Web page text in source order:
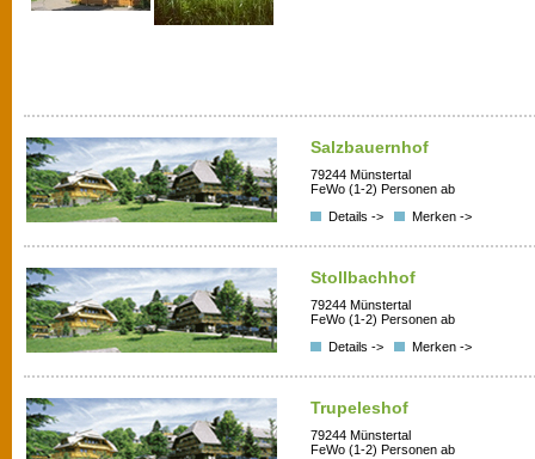
Salzbauernhof
79244 Münstertal
FeWo (1-2) Personen ab
Details ->
Merken ->
Stollbachhof
79244 Münstertal
FeWo (1-2) Personen ab
Details ->
Merken ->
Trupeleshof
79244 Münstertal
FeWo (1-2) Personen ab